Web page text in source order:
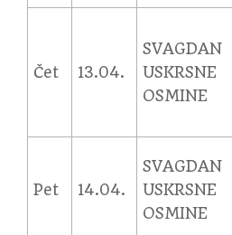
Čet 13.04.
SVAGDAN
USKRSNE
OSMINE
Pet 14.04.
SVAGDAN
USKRSNE
OSMINE